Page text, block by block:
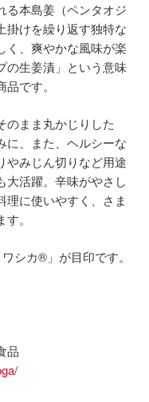
る本島姜（ペンタオジ
掛けを繰り返す独特な
く、爽やかな風味が楽
の生姜漬」という意味
です。
のまま丸かじりした
に、また、ヘルシーな
やみじん切りなど用途
大活躍。辛味がやさし
理に使いやすく、さま
。
シカ®」が目印です。
品